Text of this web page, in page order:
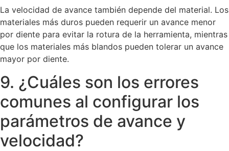
La velocidad de avance también depende del material. Los
materiales más duros pueden requerir un avance menor
por diente para evitar la rotura de la herramienta, mientras
que los materiales más blandos pueden tolerar un avance
mayor por diente.
9. ¿Cuáles son los errores
comunes al configurar los
parámetros de avance y
velocidad?